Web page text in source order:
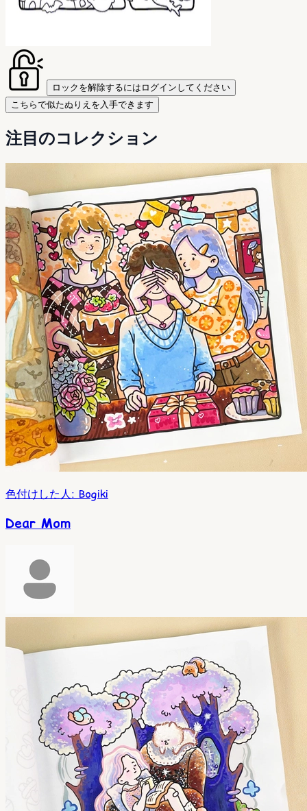
ロックを解除するにはログインしてください
こちらで似たぬりえを入手できます
注目のコレクション
色付けした人: Bogiki
Dear Mom